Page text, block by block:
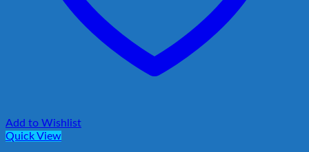
Add to Wishlist
Quick View